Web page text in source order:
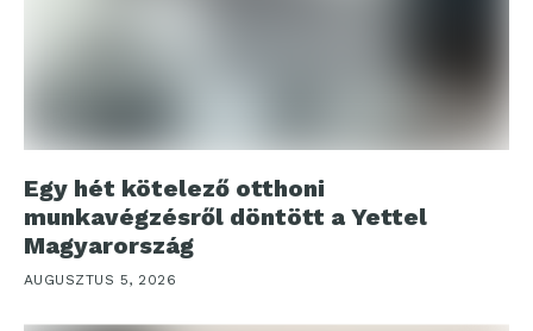
Egy hét kötelező otthoni
munkavégzésről döntött a Yettel
Magyarország
AUGUSZTUS 5, 2026